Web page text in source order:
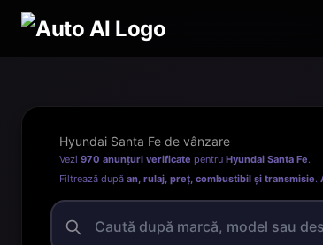
Hyundai Santa Fe de vânzare
Vezi 970 anunțuri verificate pentru Hyundai Santa Fe.
Filtrează după an, rulaj, preț, combustibil și transmisie.